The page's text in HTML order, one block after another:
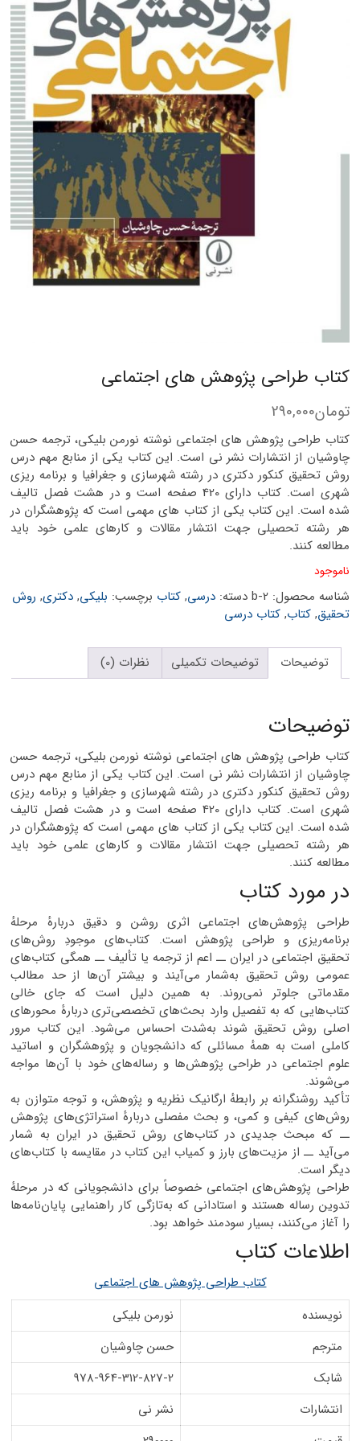
کتاب طراحی پژوهش های اجتماعی
تومان290,000
کتاب طراحی پژوهش های اجتماعی نوشته نورمن بلیکی، ترجمه حسن
چاوشیان از انتشارات نشر نی است. این کتاب یکی از منابع مهم درس
روش تحقیق کنکور دکتری در رشته شهرسازی و جغرافیا و برنامه ریزی
شهری است. کتاب دارای 420 صفحه است و در هشت فصل تالیف
شده است. این کتاب یکی از کتاب های مهمی است که پژوهشگران در
هر رشته تحصیلی جهت انتشار مقالات و کارهای علمی خود باید
مطالعه کنند.
ناموجود
شناسه محصول:b-2 دسته:درسی,کتاب برچسب: بلیکی,دکتری, روش
تحقیق,کتاب,کتاب درسی
توضیحات توضیحات تکمیلی نظرات (0)
توضیحات
کتاب طراحی پژوهش های اجتماعی نوشته نورمن بلیکی، ترجمه حسن
چاوشیان از انتشارات نشر نی است. این کتاب یکی از منابع مهم درس
روش تحقیق کنکور دکتری در رشته شهرسازی و جغرافیا و برنامه ریزی
شهری است. کتاب دارای 420 صفحه است و در هشت فصل تالیف
شده است. این کتاب یکی از کتاب های مهمی است که پژوهشگران در
هر رشته تحصیلی جهت انتشار مقالات و کارهای علمی خود باید
مطالعه کنند.
در مورد کتاب
طراحی پژوهش‌های اجتماعی اثری روشن و دقیق دربارهٔ مرحلهٔ
برنامه‌ریزی و طراحی پژوهش است. کتاب‌های موجودِ روش‌های
تحقیق اجتماعی در ایران ــ اعم از ترجمه یا تألیف ــ همگی کتاب‌های
عمومی روش تحقیق به‌شمار می‌آیند و بیشتر آن‌ها از حد مطالب
مقدماتی جلوتر نمی‌روند. به همین دلیل است که جای خالی
کتاب‌هایی که به تفصیل وارد بحث‌های تخصصی‌تری دربارهٔ محورهای
اصلی روش تحقیق شوند به‌شدت احساس می‌شود. این کتاب مرور
کاملی است به همهٔ مسائلی که دانشجویان و پژوهشگران و اساتید
علوم اجتماعی در طراحی پژوهش‌ها و رساله‌های خود با آن‌ها مواجه
می‌شوند.
تأکید روشنگرانه بر رابطهٔ ارگانیک نظریه و پژوهش، و توجه متوازن به
روش‌های کیفی و کمی، و بحث مفصلی دربارهٔ استراتژی‌های پژوهش
ــ که مبحث جدیدی در کتاب‌های روش تحقیق در ایران به شمار
می‌آید ــ از مزیت‌های بارز و کمیاب این کتاب در مقایسه با کتاب‌های
دیگر است.
طراحی پژوهش‌های اجتماعی خصوصاً برای دانشجویانی که در مرحلهٔ
تدوین رساله هستند و استادانی که به‌تازگی کار راهنمایی پایان‌نامه‌ها
را آغاز می‌کنند، بسیار سودمند خواهد بود.
اطلاعات کتاب
کتاب طراحی پژوهش های اجتماعی
نویسنده
نورمن بلیکی
مترجم
حسن چاوشیان
شابک
978-964-312-827-2
انتشارات
نشر نی